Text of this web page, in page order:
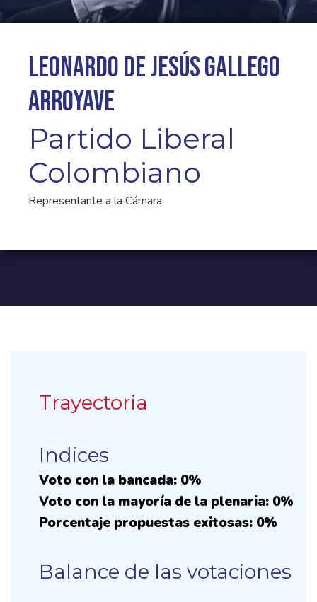
Leonardo de Jesús Gallego
Arroyave
Partido Liberal
Colombiano
Representante a la Cámara
Trayectoria
Indices
Voto con la bancada: 0%
Voto con la mayoría de la plenaria: 0%
Porcentaje propuestas exitosas: 0%
Balance de las votaciones